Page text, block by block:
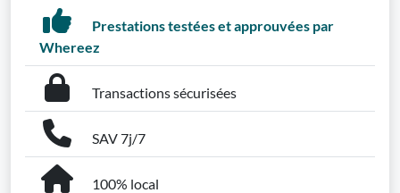
Prestations testées et approuvées par
Whereez
Transactions sécurisées
SAV 7j/7
100% local